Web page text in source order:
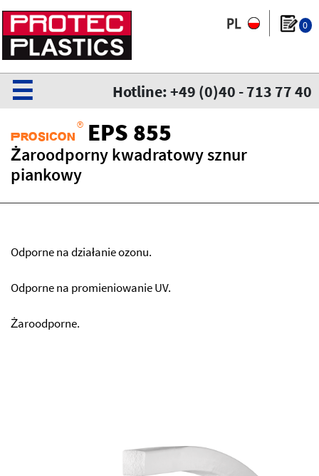
0
Hotline: +49 (0)40 - 713 77 40
☰
Prosicon ® EPS 855
Żaroodporny kwadratowy sznur
piankowy
Odporne na działanie ozonu.
Odporne na promieniowanie UV.
Żaroodporne.